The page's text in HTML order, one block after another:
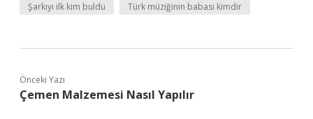
Şarkıyı ilk kim buldu Türk müziğinin babası kimdir
Önceki Yazı
Çemen Malzemesi Nasıl Yapılır